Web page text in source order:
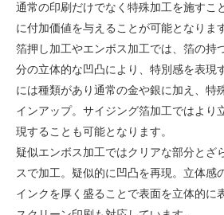
通常の印刷だけでなく特殊加工を施すこ
に付加価値を与えることが可能となります
箔押し加工やエンボス加工では、箔の持
分の立体的な凹凸により、特別感を表現
には種類があり通常の金や銀に加え、特
インアップ。サイジング箔加工ではより
現することも可能となります。
疑似エンボス加工ではクリアな部分とざ
スで加工。疑似的に凹凸を再現。立体感
インクを厚く盛ることで表面を立体的に